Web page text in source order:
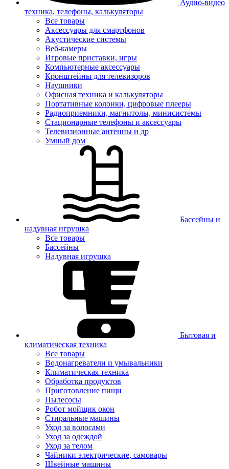
Аудио-видео
техника, телефоны, калькуляторы
Все товары
Аксессуары для смартфонов
Акустические системы
Веб-камеры
Игровые приставки, игры
Компьютерные аксессуары
Кронштейны для телевизоров
Наушники
Офисная техника и калькуляторы
Портативные колонки, цифровые плееры
Радиоприемники, магнитолы, минисистемы
Стационарные телефоны и аксессуары
Телевизионные антенны и др
Умный дом
Бассейны и
надувная игрушка
Все товары
Бассейны
Надувная игрушка
Бытовая и
климатическая техника
Все товары
Водонагреватели и умывальники
Климатическая техника
Обработка продуктов
Приготовление пищи
Пылесосы
Робот мойщик окон
Стиральные машины
Уход за волосами
Уход за одеждой
Уход за телом
Чайники электрические, самовары
Швейные машины